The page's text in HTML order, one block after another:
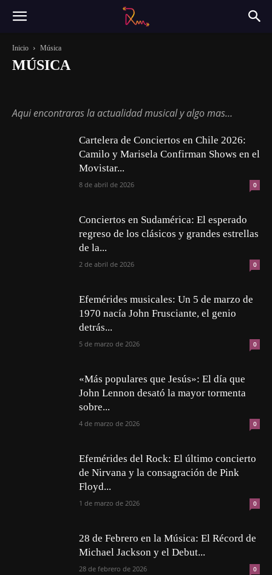
Inicio Música
MÚSICA
Aqui encontraras la actualidad musical y algo mas…
Cartelera de Conciertos en Chile 2026:
Camilo y Marisela Confirman Shows en el
Movistar...
8 de abril de 2026 0
Conciertos en Sudamérica: El esperado
regreso de los clásicos y grandes estrellas
de la...
2 de abril de 2026 0
Efemérides musicales: Un 5 de marzo de
1970 nacía John Frusciante, el genio
detrás...
5 de marzo de 2026 0
«Más populares que Jesús»: El día que
John Lennon desató la mayor tormenta
sobre...
4 de marzo de 2026 0
Efemérides del Rock: El último concierto
de Nirvana y la consagración de Pink
Floyd...
1 de marzo de 2026 0
28 de Febrero en la Música: El Récord de
Michael Jackson y el Debut...
28 de febrero de 2026 0